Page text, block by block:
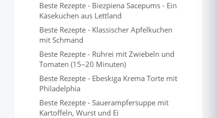
Beste Rezepte - Biezpiena Sacepums - Ein
Käsekuchen aus Lettland
Beste Rezepte - Klassischer Apfelkuchen
mit Schmand
Beste Rezepte - Rührei mit Zwiebeln und
Tomaten (15–20 Minuten)
Beste Rezepte - Ebeskiga Krema Torte mit
Philadelphia
Beste Rezepte - Sauerampfersuppe mit
Kartoffeln, Wurst und Ei